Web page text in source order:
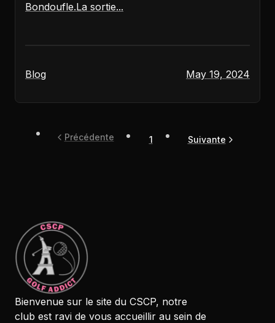
Bondoufle.La sortie...
Blog May 19, 2024
Précédente 1 Suivante
brijr/components
Bienvenue sur le site du CSCP, notre
club est ravi de vous accueillir au sein de